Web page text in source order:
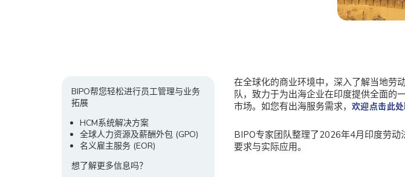
BIPO帮您轻松进行员工管理与业务
拓展
HCM系统解决方案
全球人力资源及薪酬外包 (GPO)
名义雇主服务 (EOR)
想了解更多信息吗？
在全球化的商业环境中，深入了解当地劳
队，致力于为出海企业在印度提供全面的
市场。如您有出海服务需求， 欢迎点击此
BIPO专家团队整理了2026年4月印度劳
要求与实际应用。